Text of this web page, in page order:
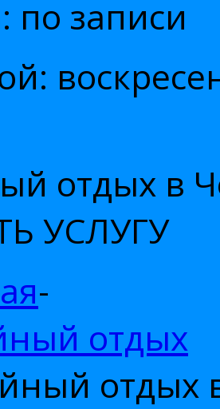
по записи
отдых в
УСЛУГУ
-
отдых
отдых